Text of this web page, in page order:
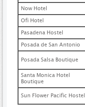
Now Hotel
Ofi Hotel
Pasadena Hostel
Posada de San Antonio
Posada Salsa Boutique
Santa Monica Hotel
Boutique
Sun Flower Pacific Hostel